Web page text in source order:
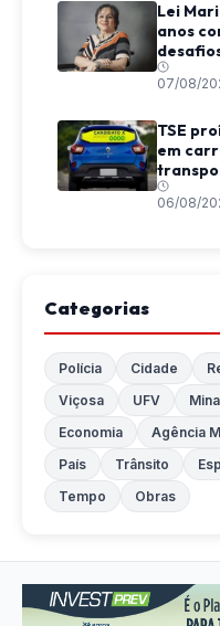
Lei
anos
07/08/
TSE
em
06/08/
Categorias
Polícia Cidade
Viçosa
UFV
Economia
Agência
País
Trânsito
Tempo
Obras